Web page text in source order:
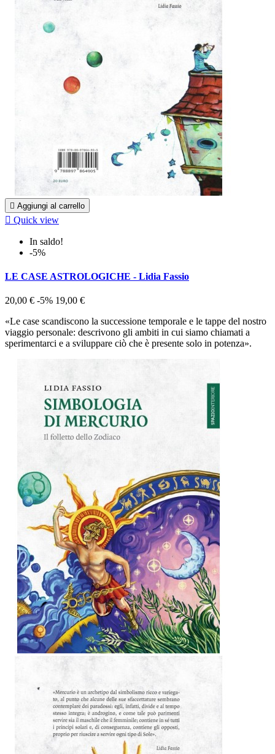
 Aggiungi al carrello
 Quick view
In saldo!
-5%
LE CASE ASTROLOGICHE - Lidia Fassio
20,00 € -5% 19,00 €
«Le case scandiscono la successione temporale e le tappe del nostro
viaggio personale: descrivono gli ambiti in cui siamo chiamati a
sperimentarci e a sviluppare ciò che è presente solo in potenza».